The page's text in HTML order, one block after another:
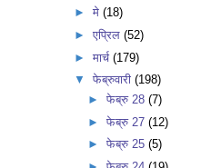
► मे (18)
► एप्रिल (52)
► मार्च (179)
▼ फेब्रुवारी (198)
►फेब्रु 28(7)
►फेब्रु 27(12)
►फेब्रु 25(5)